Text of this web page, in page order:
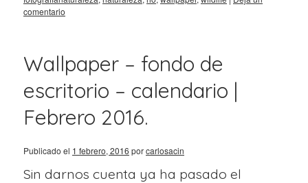
comentario
Wallpaper – fondo de
escritorio – calendario |
Febrero 2016.
Publicado el 1 febrero, 2016 porcarlosacin
Sin darnos cuenta ya ha pasado el